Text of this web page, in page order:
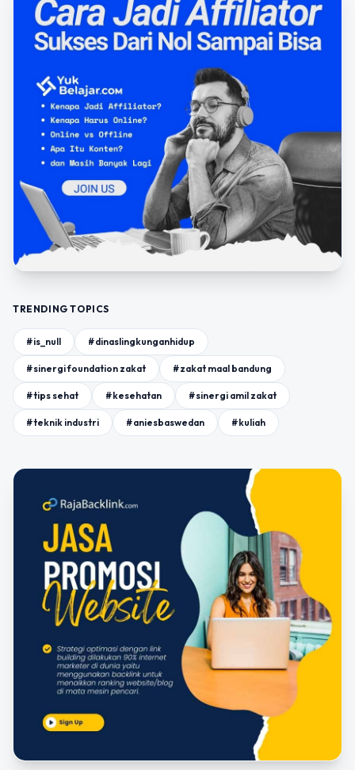
TRENDING TOPICS
#is_null #dinaslingkunganhidup
#sinergi foundation zakat #zakat maal bandung
#tips sehat #kesehatan #sinergi amil zakat
#teknik industri #aniesbaswedan #kuliah